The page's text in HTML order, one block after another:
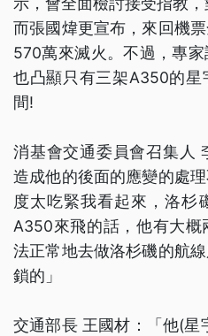
而張國煒更宣布，來回機
570萬來滅火。不過，專
也凸顯只有三架A350的星
間!
消基會交通委員會召集人
造成他的後面的應變的處
度太吃緊我看起來，洛杉
A350來飛的話，他有大
法正常地去做洛杉磯的航
鎖的」
交通部長 王國材：「他(星